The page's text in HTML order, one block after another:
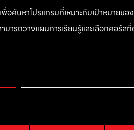
พื่อค้นหาโปรแกรมที่เหมาะกับเป้าหมายข
ารถวางแผนการเรียนรู้และเลือกคอร์ส